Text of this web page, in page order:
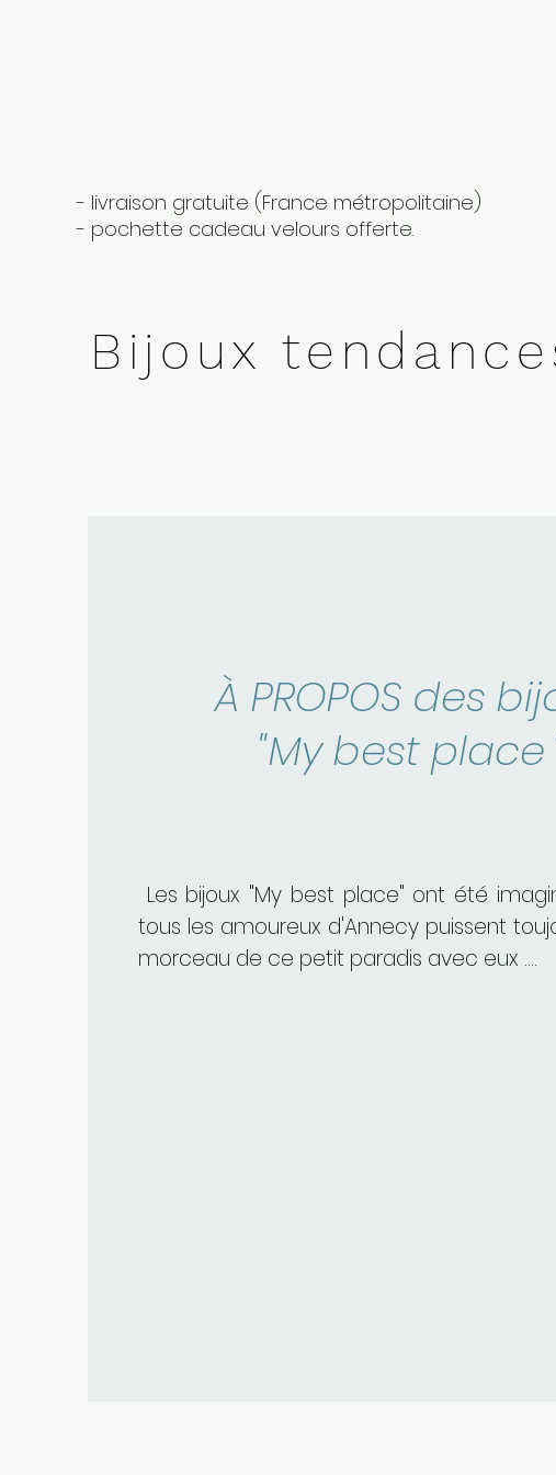
- livraison gratuite (France métropolitaine)
- pochette cadeau velours offerte.
Bijoux
À PROPOS des
"My best place
Les bijoux "My best place" ont été
tous les amoureux d'Annecy puissent
morceau de ce petit paradis avec eux ....